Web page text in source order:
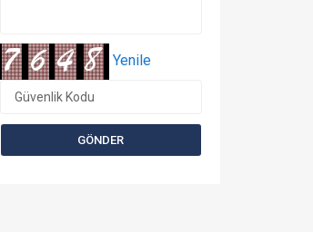
Yenile